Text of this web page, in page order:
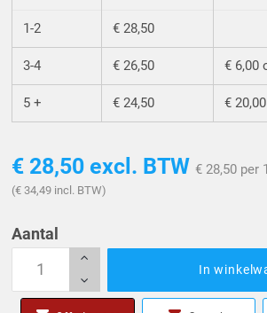
1-2 € 28,50
3-4 € 26,50 € 6,00
5 + € 24,50 €
€ 28,50 excl. BTW € 28,50 per
(€ 34,49 incl. BTW)
Aantal
In